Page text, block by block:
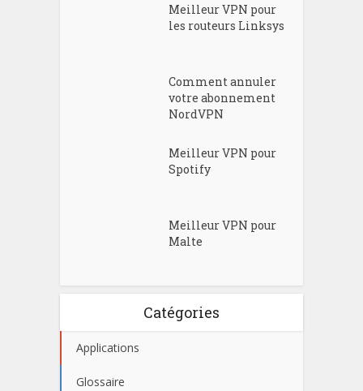
Meilleur VPN pour
les routeurs Linksys
Comment annuler
votre abonnement
NordVPN
Meilleur VPN pour
Spotify
Meilleur VPN pour
Malte
Catégories
Applications
Glossaire